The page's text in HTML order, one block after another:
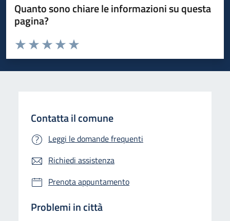
Quanto sono chiare le informazioni su questa
pagina?
Valuta da 1 a 5 stelle la pagina
Valuta 5 stelle su 5
Valuta 4 stelle su 5
Valuta 3 stelle su 5
Valuta 2 stelle su 5
Valuta 1 stelle su 5
Contatta il comune
Leggi le domande frequenti
Richiedi assistenza
Prenota appuntamento
Problemi in città